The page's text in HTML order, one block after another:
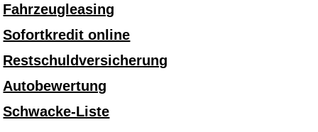
Fahrzeugleasing
Sofortkredit online
Restschuldversicherung
Autobewertung
Schwacke-Liste